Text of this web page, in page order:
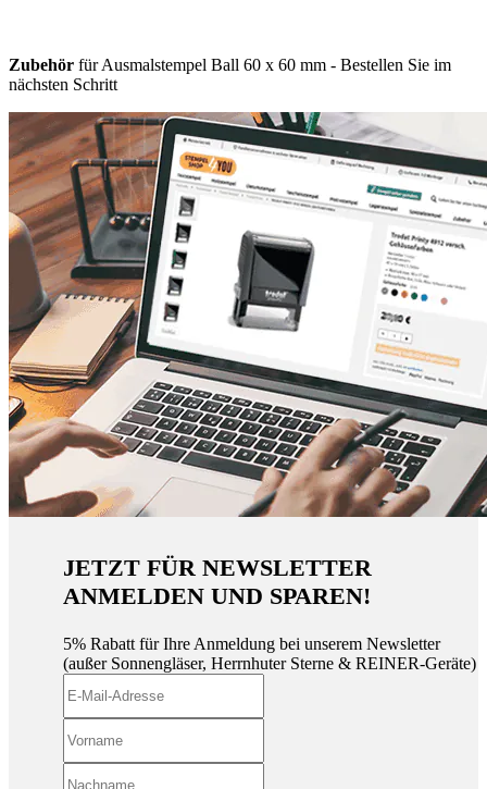
Zubehör für Ausmalstempel Ball 60 x 60 mm - Bestellen Sie im
nächsten Schritt
JETZT FÜR NEWSLETTER
ANMELDEN UND SPAREN!
5% Rabatt für Ihre Anmeldung bei unserem Newsletter
(außer Sonnengläser, Herrnhuter Sterne & REINER-Geräte)